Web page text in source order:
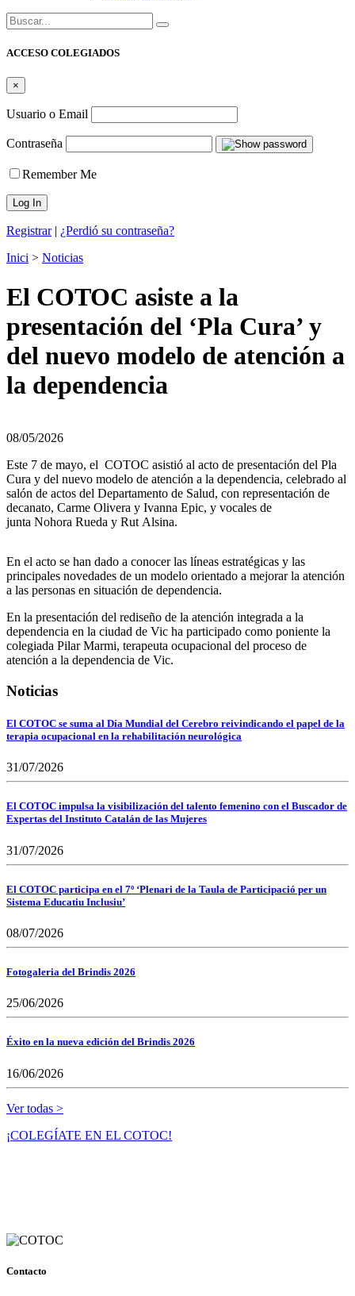
Buscar:
ACCESO COLEGIADOS
×
Usuario o Email
Contraseña
Remember Me
Registrar| ¿Perdió su contraseña?
Inici > Noticias
El COTOC asiste a la
presentación del ‘Pla Cura’ y
del nuevo modelo de atención a
la dependencia
08/05/2026
Este 7 de mayo, el COTOC asistió al acto de presentación del Pla
Cura y del nuevo modelo de atención a la dependencia, celebrado al
salón de actos del Departamento de Salud, con representación de
decanato, Carme Olivera y Ivanna Epic, y vocales de
junta Nohora Rueda y Rut Alsina.
En el acto se han dado a conocer las líneas estratégicas y las
principales novedades de un modelo orientado a mejorar la atención
a las personas en situación de dependencia.
En la presentación del rediseño de la atención integrada a la
dependencia en la ciudad de Vic ha participado como poniente la
colegiada Pilar Marmi, terapeuta ocupacional del proceso de
atención a la dependencia de Vic.
Noticias
El COTOC se suma al Día Mundial del Cerebro reivindicando el papel de la
terapia ocupacional en la rehabilitación neurológica
31/07/2026
El COTOC impulsa la visibilización del talento femenino con el Buscador de
Expertas del Instituto Catalán de las Mujeres
31/07/2026
El COTOC participa en el 7º ‘Plenari de la Taula de Participació per un
Sistema Educatiu Inclusiu’
08/07/2026
Fotogaleria del Brindis 2026
25/06/2026
Éxito en la nueva edición del Brindis 2026
16/06/2026
Ver todas >
¡COLEGÍATE EN EL COTOC!
Contacto